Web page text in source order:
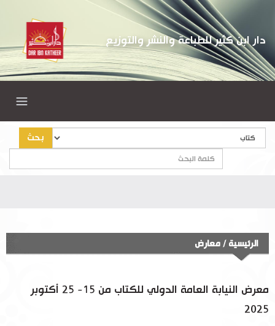
دار ابن كثير للطباعة والنشر والتوزيع
بحث
الرئيسية / معارض
معرض النيابة العامة الدولي للكتاب من 15- 25 أكتوبر
2025